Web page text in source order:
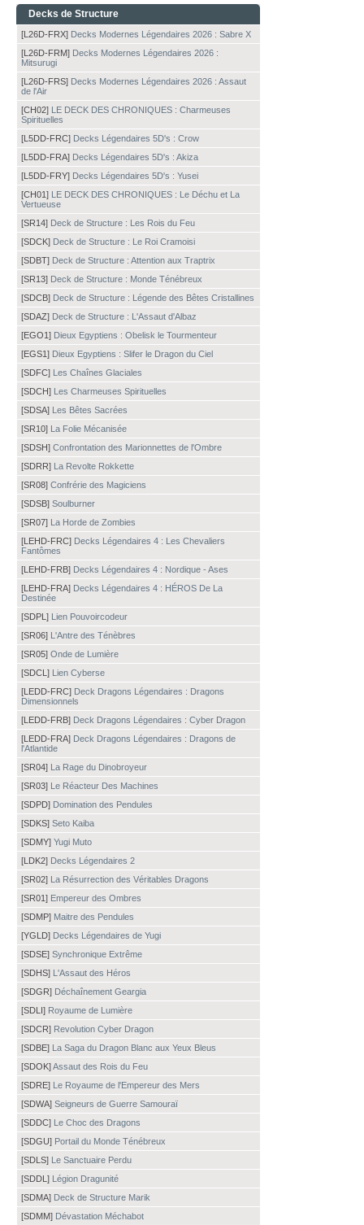
Decks de Structure
[L26D-FRX] Decks Modernes Légendaires 2026 : Sabre X
[L26D-FRM] Decks Modernes Légendaires 2026 :
Mitsurugi
[L26D-FRS] Decks Modernes Légendaires 2026 : Assaut
de l'Air
[CH02] LE DECK DES CHRONIQUES : Charmeuses
Spirituelles
[L5DD-FRC] Decks Légendaires 5D's : Crow
[L5DD-FRA] Decks Légendaires 5D's : Akiza
[L5DD-FRY] Decks Légendaires 5D's : Yusei
[CH01] LE DECK DES CHRONIQUES : Le Déchu et La
Vertueuse
[SR14] Deck de Structure : Les Rois du Feu
[SDCK] Deck de Structure : Le Roi Cramoisi
[SDBT] Deck de Structure : Attention aux Traptrix
[SR13] Deck de Structure : Monde Ténébreux
[SDCB] Deck de Structure : Légende des Bêtes Cristallines
[SDAZ] Deck de Structure : L'Assaut d'Albaz
[EGO1] Dieux Egyptiens : Obelisk le Tourmenteur
[EGS1] Dieux Egyptiens : Slifer le Dragon du Ciel
[SDFC] Les Chaînes Glaciales
[SDCH] Les Charmeuses Spirituelles
[SDSA] Les Bêtes Sacrées
[SR10] La Folie Mécanisée
[SDSH] Confrontation des Marionnettes de l'Ombre
[SDRR] La Revolte Rokkette
[SR08] Confrérie des Magiciens
[SDSB] Soulburner
[SR07] La Horde de Zombies
[LEHD-FRC] Decks Légendaires 4 : Les Chevaliers
Fantômes
[LEHD-FRB] Decks Légendaires 4 : Nordique - Ases
[LEHD-FRA] Decks Légendaires 4 : HÉROS De La
Destinée
[SDPL] Lien Pouvoircodeur
[SR06] L'Antre des Ténèbres
[SR05] Onde de Lumière
[SDCL] Lien Cyberse
[LEDD-FRC] Deck Dragons Légendaires : Dragons
Dimensionnels
[LEDD-FRB] Deck Dragons Légendaires : Cyber Dragon
[LEDD-FRA] Deck Dragons Légendaires : Dragons de
l'Atlantide
[SR04] La Rage du Dinobroyeur
[SR03] Le Réacteur Des Machines
[SDPD] Domination des Pendules
[SDKS] Seto Kaiba
[SDMY] Yugi Muto
[LDK2] Decks Légendaires 2
[SR02] La Résurrection des Véritables Dragons
[SR01] Empereur des Ombres
[SDMP] Maitre des Pendules
[YGLD] Decks Légendaires de Yugi
[SDSE] Synchronique Extrême
[SDHS] L'Assaut des Héros
[SDGR] Déchaînement Geargia
[SDLI] Royaume de Lumière
[SDCR] Revolution Cyber Dragon
[SDBE] La Saga du Dragon Blanc aux Yeux Bleus
[SDOK]Assaut des Rois du Feu
[SDRE] Le Royaume de l'Empereur des Mers
[SDWA] Seigneurs de Guerre Samouraï
[SDDC] Le Choc des Dragons
[SDGU] Portail du Monde Ténébreux
[SDLS] Le Sanctuaire Perdu
[SDDL] Légion Dragunité
[SDMA] Deck de Structure Marik
[SDMM] Dévastation Méchabot